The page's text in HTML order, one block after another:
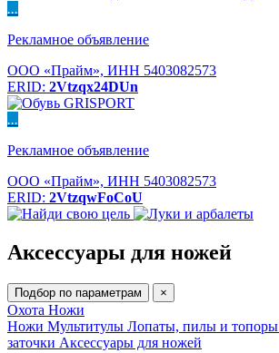
...
Рекламное объявление
ООО «Прайм», ИНН 5403082573
ERID: 2Vtzqx24DUn
...
Рекламное объявление
ООО «Прайм», ИНН 5403082573
ERID: 2VtzqwFoCoU
Аксессуары для ножей
Подбор по параметрам ×
Охота Ножи
Ножи Мультитулы Лопаты, пилы и топоры
заточки Аксессуары для ножей